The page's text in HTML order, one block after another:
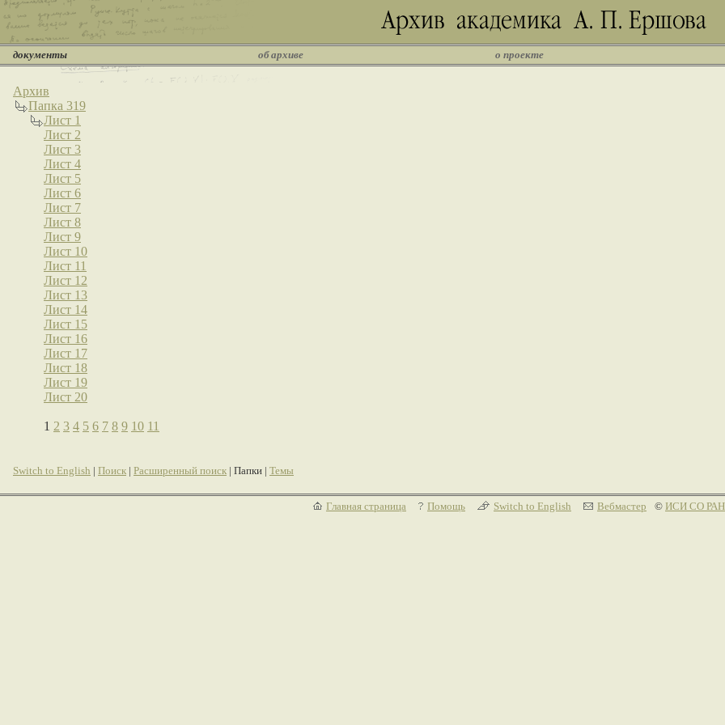
документы об архиве о проекте
Архив
Папка 319
Лист 1
Лист 2
Лист 3
Лист 4
Лист 5
Лист 6
Лист 7
Лист 8
Лист 9
Лист 10
Лист 11
Лист 12
Лист 13
Лист 14
Лист 15
Лист 16
Лист 17
Лист 18
Лист 19
Лист 20
1 2 3 4 5 6 7 8 9 10 11
Switch to English | Поиск | Расширенный поиск | Папки | Темы
Главная страница Помощь Switch to English Вебмастер © ИСИ СО РАН